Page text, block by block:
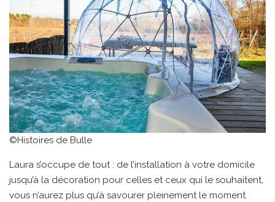
©Histoires de Bulle
Laura s’occupe de tout : de l’installation à votre domicile
jusqu’à la décoration pour celles et ceux qui le souhaitent,
vous n’aurez plus qu’à savourer pleinement le moment.